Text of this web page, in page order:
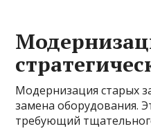
Модернизация старых
замена оборудования.
требующий